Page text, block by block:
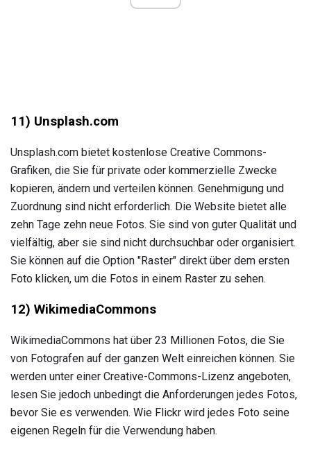
11) Unsplash.com
Unsplash.com bietet kostenlose Creative Commons-
Grafiken, die Sie für private oder kommerzielle Zwecke
kopieren, ändern und verteilen können. Genehmigung und
Zuordnung sind nicht erforderlich. Die Website bietet alle
zehn Tage zehn neue Fotos. Sie sind von guter Qualität und
vielfältig, aber sie sind nicht durchsuchbar oder organisiert.
Sie können auf die Option "Raster" direkt über dem ersten
Foto klicken, um die Fotos in einem Raster zu sehen.
12) WikimediaCommons
WikimediaCommons hat über 23 Millionen Fotos, die Sie
von Fotografen auf der ganzen Welt einreichen können. Sie
werden unter einer Creative-Commons-Lizenz angeboten,
lesen Sie jedoch unbedingt die Anforderungen jedes Fotos,
bevor Sie es verwenden. Wie Flickr wird jedes Foto seine
eigenen Regeln für die Verwendung haben.